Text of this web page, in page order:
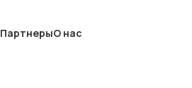
ПартнерыО нас